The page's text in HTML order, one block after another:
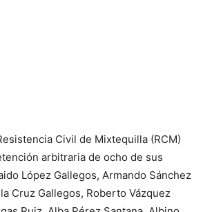
Civil de Mixtequilla (RCM)
arbitraria de ocho de sus
López Gallegos, Armando Sánchez
Cruz Gallegos, Roberto Vázquez